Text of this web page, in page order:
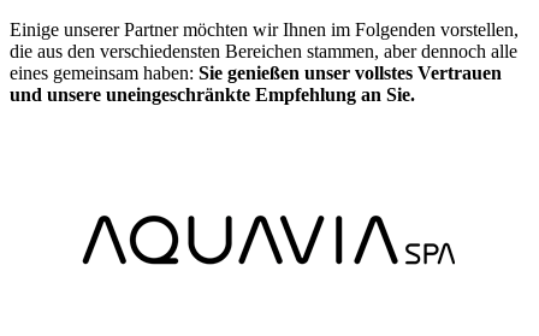
Einige unserer Partner möchten wir Ihnen im Folgenden vorstellen,
die aus den verschiedensten Bereichen stammen, aber dennoch alle
eines gemeinsam haben: Sie genießen unser vollstes Vertrauen
und unsere uneingeschränkte Empfehlung an Sie.